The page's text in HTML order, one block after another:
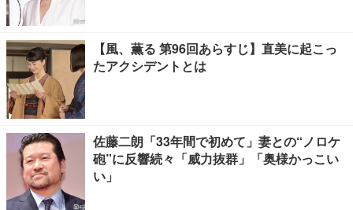
【風、薫る 第96回あらすじ】直美に起こっ
たアクシデントとは
佐藤二朗「33年間で初めて」妻との“ノロケ
砲”に反響続々「威力抜群」「奥様かっこい
い」